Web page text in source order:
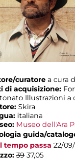
curatore a cura
di acquisizione:
Illustrazioni a
Skira
italiana
Museo dell'Ara
guida/
tempo passa 22/
39 37,05